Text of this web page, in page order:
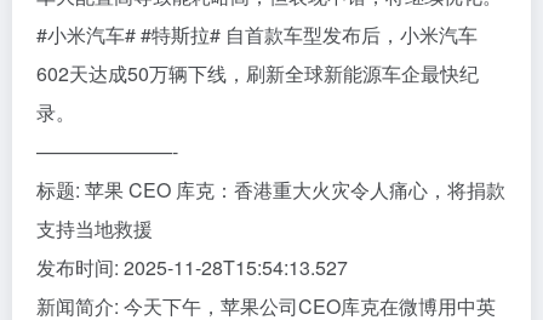
#小米汽车# #特斯拉# 自首款车型发布后，小米汽车
602天达成50万辆下线，刷新全球新能源车企最快纪
录。
———————-
标题: 苹果 CEO 库克：香港重大火灾令人痛心，将捐款
支持当地救援
发布时间: 2025-11-28T15:54:13.527
新闻简介: 今天下午，苹果公司CEO库克在微博用中英